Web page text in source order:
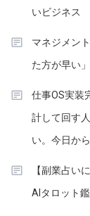
いビジネス
マネジメン
た方が早い
仕事OS実装
計して回す
い。今日か
【副業占い
AIタロット